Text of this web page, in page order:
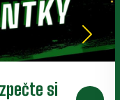
do 2. kola